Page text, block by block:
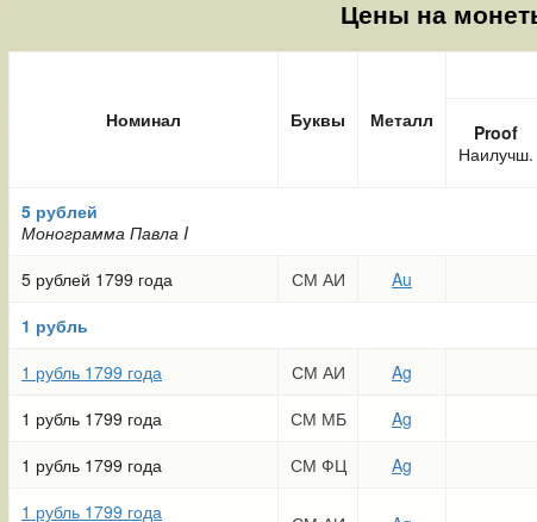
Цены на
Номинал Буквы Металл
Proof
Наилучш.
5 рублей
Монограмма Павла I
5 рублей 1799 года
СМ АИ Au
1 рубль
1 рубль 1799 года
СМ АИ
Ag
1 рубль 1799 года
СМ МБ Ag
1 рубль 1799 года
СМ ФЦ Ag
1 рубль 1799 года